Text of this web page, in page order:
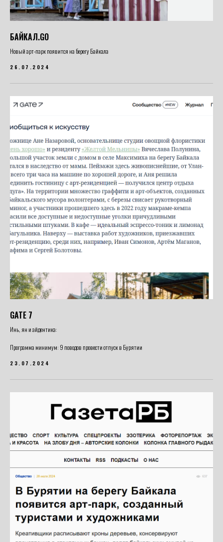
БАЙКАЛ.GO
Новый арт-парк появится на берегу Байкала
26.07.2024
GATE 7
Инь, ян и айдентика:
Программа минимум: 9 поводов провести отпуск в Бурятии
23.07.2024